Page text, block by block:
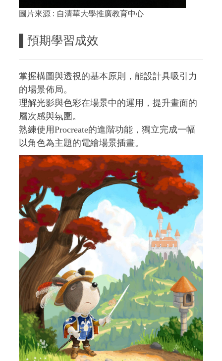
圖片來源 : 自清華大學推廣教育中心
預期學習成效
掌握構圖與透視的基本原則，能設計具吸引力
的場景佈局。
理解光影與色彩在場景中的運用，提升畫面的
層次感與氛圍。
熟練使用Procreate的進階功能，獨立完成一幅
以角色為主題的電繪場景插畫。